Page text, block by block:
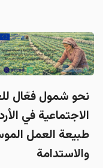
نحو شمول فعّال
الاجتماعية في
طبيعة العمل
والاستدامة